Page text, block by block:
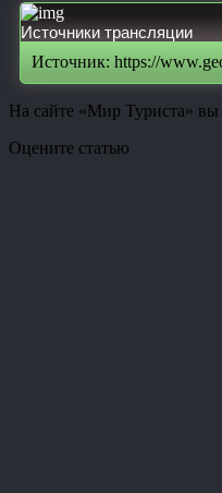
Источники трансляции
Источник: https://
На сайте «Мир Туриста»
Оцените статью